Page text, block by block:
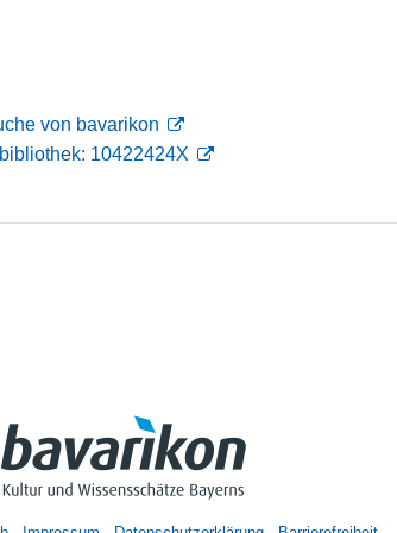
von bavarikon
10422424X